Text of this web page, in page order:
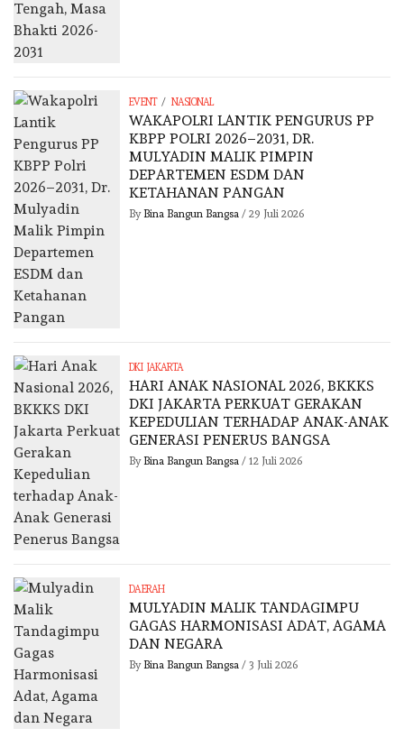
EVENT / NASIONAL
WAKAPOLRI LANTIK PENGURUS PP
KBPP POLRI 2026–2031, DR.
MULYADIN MALIK PIMPIN
DEPARTEMEN ESDM DAN
KETAHANAN PANGAN
By Bina Bangun Bangsa / 29 Juli 2026
DKI JAKARTA
HARI ANAK NASIONAL 2026, BKKKS
DKI JAKARTA PERKUAT GERAKAN
KEPEDULIAN TERHADAP ANAK-ANAK
GENERASI PENERUS BANGSA
By Bina Bangun Bangsa / 12 Juli 2026
DAERAH
MULYADIN MALIK TANDAGIMPU
GAGAS HARMONISASI ADAT, AGAMA
DAN NEGARA
By Bina Bangun Bangsa / 3 Juli 2026